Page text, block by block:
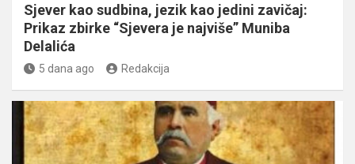
Sjever kao sudbina, jezik kao jedini zavičaj:
Prikaz zbirke “Sjevera je najviše” Muniba
Delalića
5 dana ago Redakcija